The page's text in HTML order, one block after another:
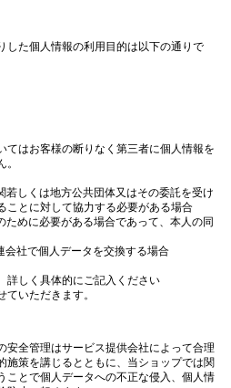
した個人情報の利用目的は以下の通りで
てはお客様の断りなく第三者に個人情報を
しくは地方公共団体又はその委託を受け
ことに対して協力する必要がある場合
めに必要がある場合であって、本人の同
社で個人データを交換する場合
詳しく具体的にご記入ください
ていただきます。
安全管理はサービス提供会社によって合理
施策を講じるとともに、当ショップでは関
ことで個人データへの不正な侵入、個人情